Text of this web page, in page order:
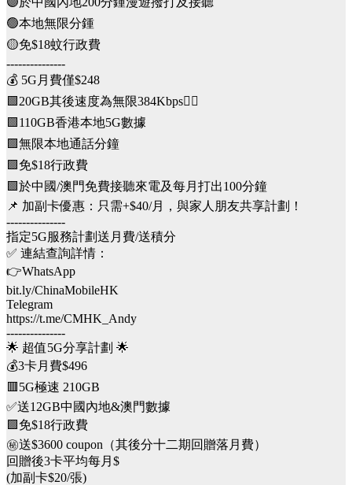
🟢本地無限分鍾
🟡免$18蚊行政費
---------------
💰 5G月費僅$248
🟩20GB其後速度為無限384Kbps👈🏻
🟩110GB香港本地5G數據
🟩無限本地通話分鐘
🟩免$18行政費
🟩於中國/澳門免費接聽來電及每月打出100分鐘
📌 加副卡優惠：只需+$40/月，與家人朋友共享計劃！
---------------
指定5G服務計劃送月費/送積分
✅ 連結查詢詳情：
👉WhatsApp
bit.ly/ChinaMobileHK
Telegram
https://t.me/CMHK_Andy
---------------
🌟 超值5G分享計劃 🌟
💰3卡月費$496
🟥5G極速 210GB
✅送12GB中國內地&澳門數據
🟩免$18行政費
㊙️送$3600 coupon（其後分十二期回贈落月費）
回贈後3卡平均每月$
(加副卡$20/張)